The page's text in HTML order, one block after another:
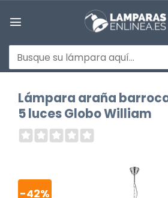
Buscar
por:
Lámpara araña
5 luces Globo William
-42%